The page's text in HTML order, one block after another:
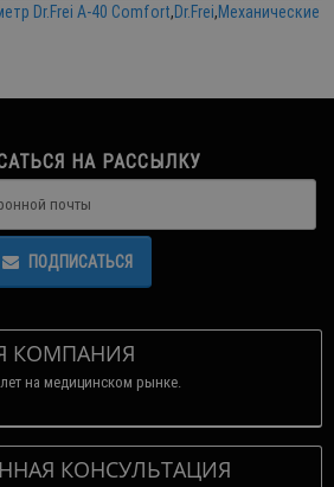
Dr.Frei A-40 Comfort,Dr.Frei,Механические
НА РАССЫЛКУ
ПОДПИСАТЬСЯ
КОМПАНИЯ
на медицинском рынке.
КОНСУЛЬТАЦИЯ